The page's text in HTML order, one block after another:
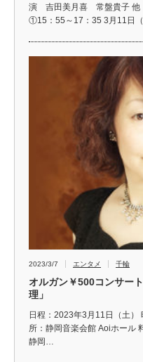
演 吉田美月喜 常盤貴子 他
①15：55～17：35 3月11日
2023/3/7 エンタメ 千輪
オルガン￥500コンサー
理」
日程：2023年3月11日（土
所：静岡音楽会館 Aoiホール
静岡…